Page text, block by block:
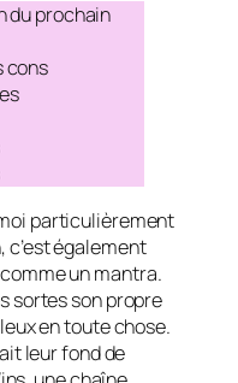
du prochain
cons
particulièrement
c’est également
un mantra.
sortes son propre
en toute chose.
leur fond de